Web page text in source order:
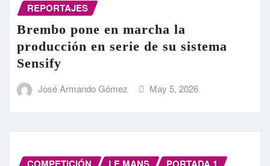
REPORTAJES
Brembo pone en marcha la
producción en serie de su sistema
Sensify
José Armando Gómez May 5, 2026